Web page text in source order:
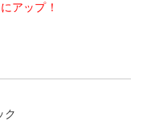
アップ！
ク